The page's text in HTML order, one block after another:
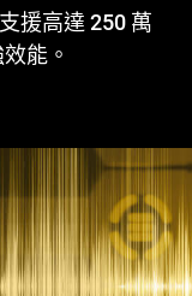
援高達 250 萬
能。